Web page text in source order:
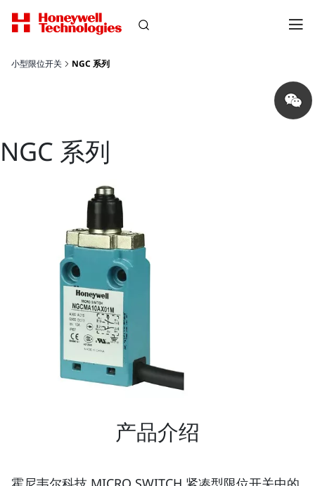
小型限位开关 NGC 系列
Share
on
wechat
NGC 系列
产品介绍